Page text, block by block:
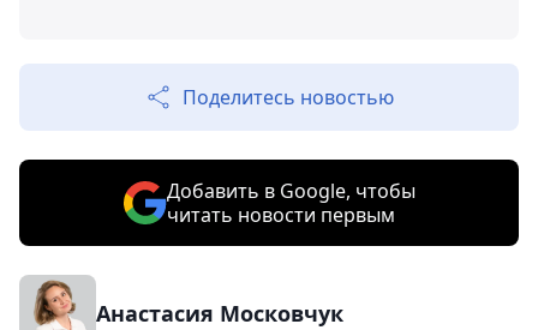
Поделитесь новостью
Добавить в Google, чтобы
читать новости первым
Анастасия Московчук